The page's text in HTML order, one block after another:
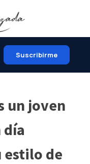
Suscribirme
un joven
día
estilo de